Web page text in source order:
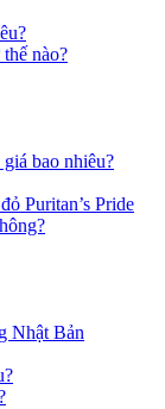
nào?
bao nhiêu?
Puritan’s Pride
Nhật Bản